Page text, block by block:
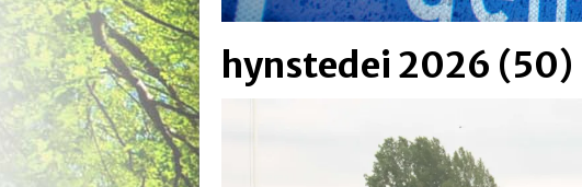
hynstedei 2026 (50)